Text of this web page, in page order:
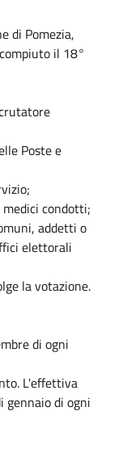
di Pomezia,
il 18°
Poste e
condotti;
addetti o
elettorali
la votazione.
di ogni
L'effettiva
gennaio di ogni